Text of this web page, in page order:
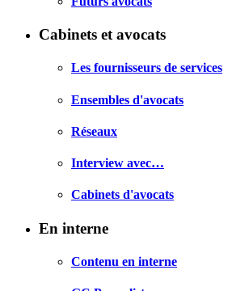
Cabinets et avocats
Les fournisseurs de services
Ensembles d'avocats
Réseaux
Interview avec…
Cabinets d'avocats
En interne
Contenu en interne